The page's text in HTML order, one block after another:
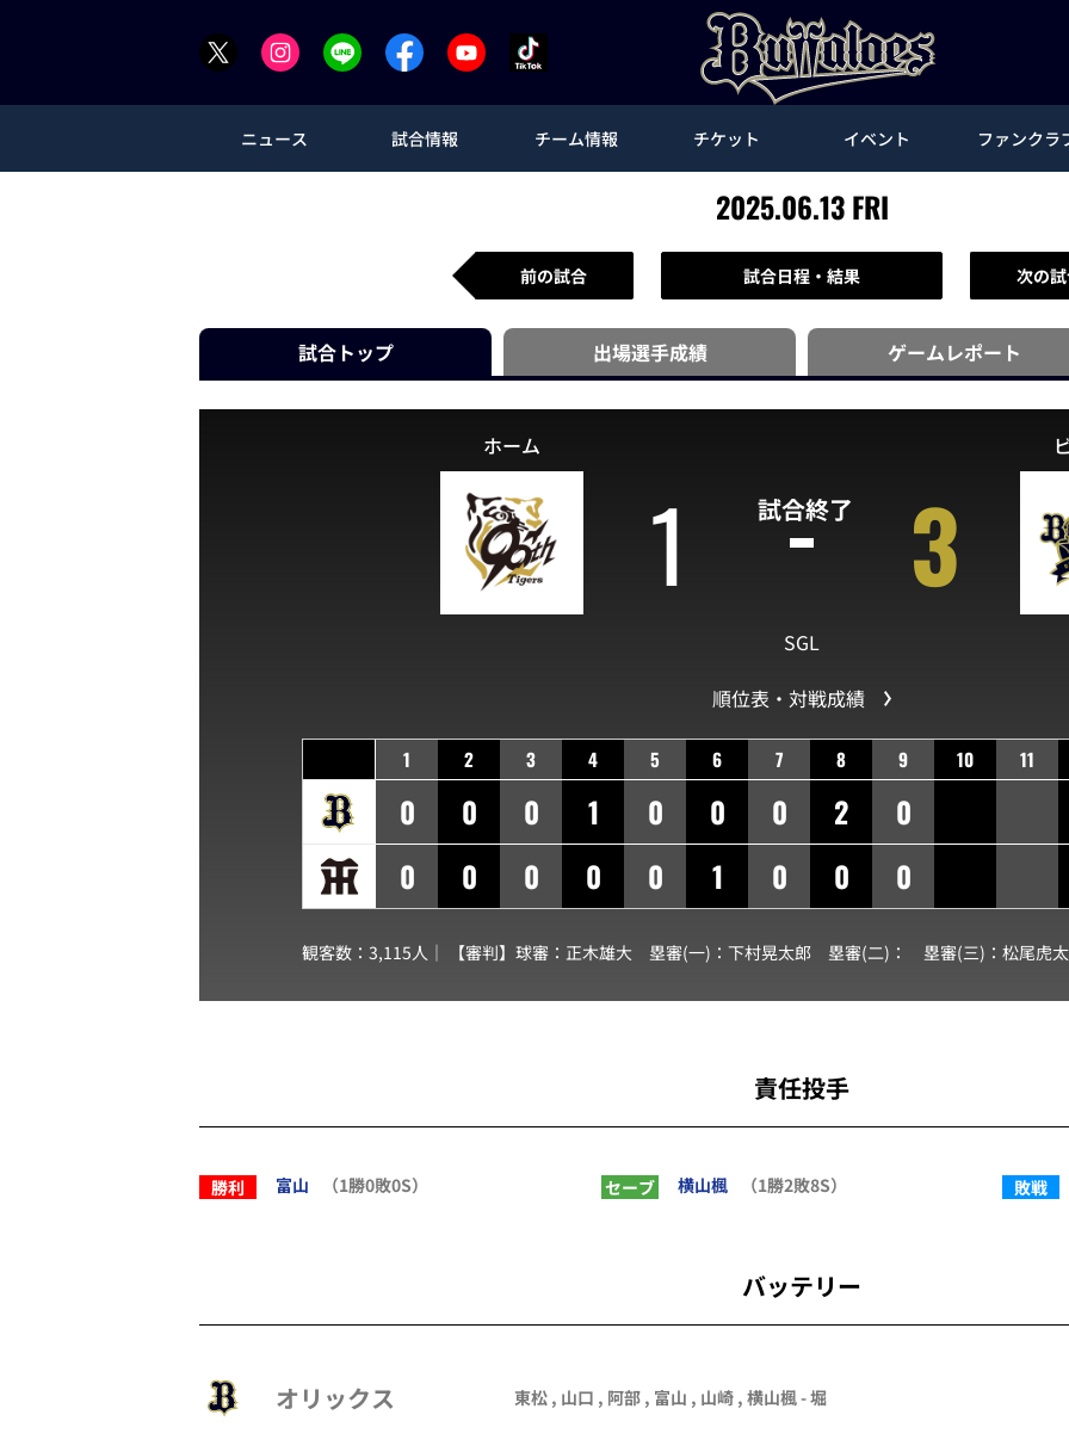
ニュース 試合情報 チーム情報 チケット イベント ファンクラ
2025.06.13 FRI
前の試合 試合日程・結果 次の
試合トップ 出場選手成績 ゲームレポート
試合終了
ホーム
1 3
SGL
順位表・対戦成績
1 2 3 4 5 6 7 8 9 10 11
0 0 0 1 0 0 0 2
0
0
0 0 0 0 1 0 0 0
観客数：3,115人｜ 【審判】球審： 正木雄大 塁審(一)： 下村晃太郎 塁審(二)： 塁審(三)： 松尾虎
責任投手
勝利 富山 （1勝0敗0S） セーブ 横山楓 （1勝2敗8S） 敗戦
バッテリー
オリックス 東松 , 山口 , 阿部 , 富山 , 山崎 , 横山楓-堀